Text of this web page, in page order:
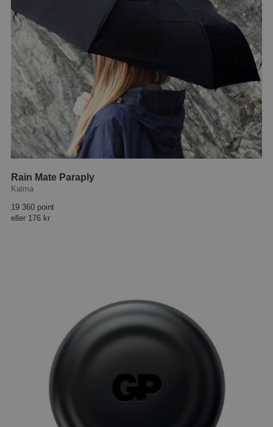
Rain Mate Paraply
Kalma
19 360 point
eller 176 kr